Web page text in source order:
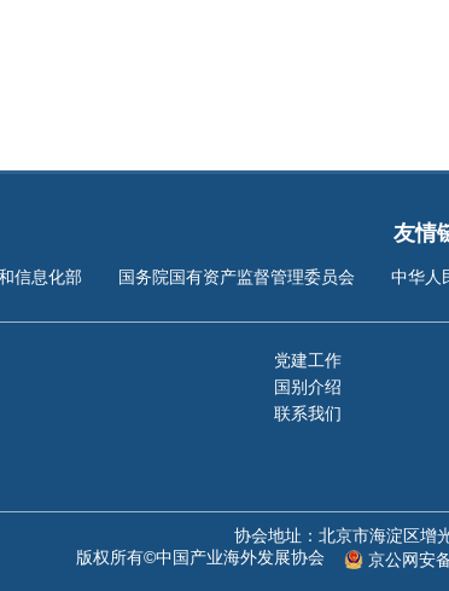
友情
信息化部 国务院国有资产监督管理委员会 中华人
党建工作
国别介绍
联系我们
协会地址：北京市海淀区增
版权所有©中国产业海外发展协会
京公网安